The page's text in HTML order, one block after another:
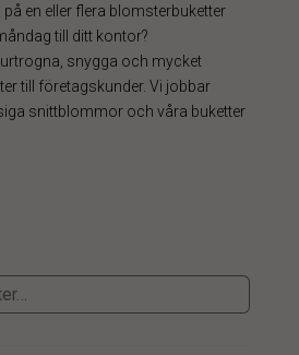
en eller flera blomsterbuketter
till ditt kontor?
snygga och mycket
till företagskunder. Vi jobbar
snittblommor och våra buketter